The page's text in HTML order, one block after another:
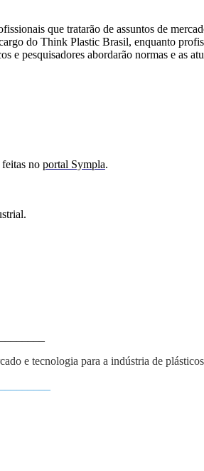
que tratarão de assuntos de
do Think Plastic Brasil, enquanto
e pesquisadores abordarão normas e as
no portal Sympla.
e tecnologia para a indústria de